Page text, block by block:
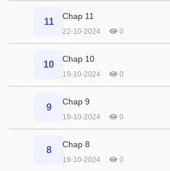
11
Chap 11
22-10-2024 0
10
Chap 10
19-10-2024 0
9
Chap 9
19-10-2024 0
8
Chap 8
19-10-2024 0